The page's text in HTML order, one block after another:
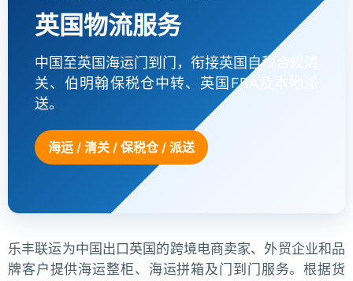
英国物流服务
中国至英国海运门到门，衔接英国自税合规清
关、伯明翰保税仓中转、英国FBA及本地派
送。
海运 / 清关 / 保税仓 / 派送
乐丰联运为中国出口英国的跨境电商卖家、外贸企业和品
牌客户提供海运整柜、海运拼箱及门到门服务。根据货